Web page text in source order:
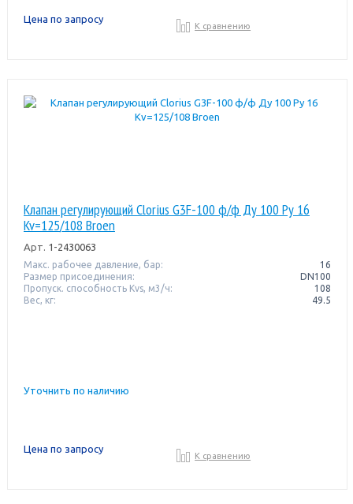
Цена по запросу
К сравнению
Клапан регулирующий Clorius G3F-100 ф/ф Ду 100 Ру 16
Kv=125/108 Broen
Арт. 1-2430063
Макс. рабочее давление, бар:
16
Размер присоединения:
DN100
Пропуск. способность Kvs, м3/ч:
108
Вес, кг:
49.5
Уточнить по наличию
Цена по запросу
К сравнению